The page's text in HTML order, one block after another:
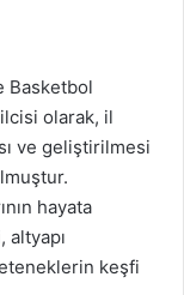
Basketbol
olarak, il
ve geliştirilmesi
hayata
keşfi